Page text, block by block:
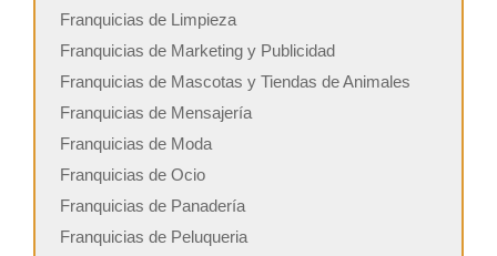
Franquicias de Limpieza
Franquicias de Marketing y Publicidad
Franquicias de Mascotas y Tiendas de Animales
Franquicias de Mensajería
Franquicias de Moda
Franquicias de Ocio
Franquicias de Panadería
Franquicias de Peluqueria